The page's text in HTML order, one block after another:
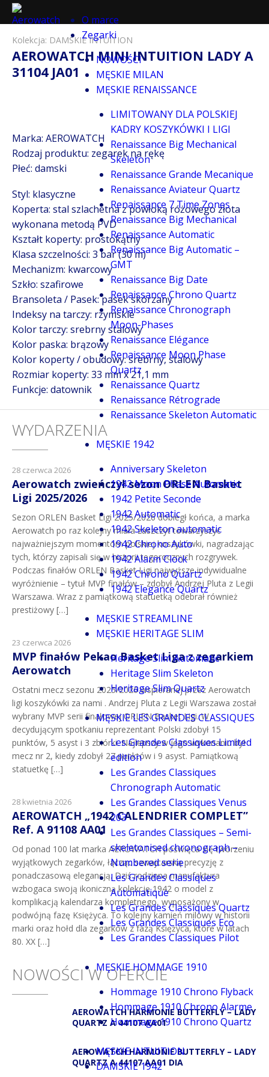
O marce
Zegarki
NOWOŚCI
MĘSKIE MILAN
MĘSKIE RENAISSANCE
LIMITOWANY DLA POLSKIEJ
KADRY KOSZYKÓWKI I LIGI
Renaissance Big Mechanical
Skeleton
Renaissance Grande Mecanique
Renaissance Aviateur Quartz
Renaissance 7 Time Zones
Renaissance Big Mechanical
Renaissance Automatic
Renaissance Big Automatic –
GMT
Renaissance Big Date
Renaissance Chrono Quartz
Renaissance Chronograph
Moon-Phases
Renaissance Elégance
Renaissance Moon Phase
Quartz
Renaissance Quartz
Renaissance Rétrograde
Renaissance Skeleton Automatic
MĘSKIE 1942
Anniversary Skeleton
1942 Moon Phase Automatic
1942 Petite Seconde
1942 Automatic
1942 Skeleton automatic
1942 Chrono Auto
1942 Alarm Clock
1942 Chrono Quartz
1942 Elegance Quartz
MĘSKIE STREAMLINE
MĘSKIE HERITAGE SLIM
Heritage Slim Automatic
Heritage Slim Skeleton
Heritage Slim Quartz
MĘSKIE LES GRANDES CLASSIQUES
Les Grandes Classiques Limited
edition
Les Grandes Classiques
Chronograph Automatic
Les Grandes Classiques Venus
203
Les Grandes Classiques – Semi-
skeletonised chronograph –
Numbered serie
Les Grandes Classiques
Automatique
Les Grandes Classiques Quartz
Les Grandes Classiques Eco
Les Grandes Classiques Pilot
MĘSKIE HOMMAGE 1910
Hommage 1910 Chrono Flyback
Hommage 1910 Chrono Alarme
Hommage 1910 Chrono Quartz
MĘSKIE INTUITION
DAMSKIE 1942
Kolekcja: DAMSKIE INTUITION
AEROWATCH MINI INTUITION LADY A
31104 JA01
Marka: AEROWATCH
Rodzaj produktu: zegarek na rękę
Płeć: damski
Styl: klasyczne
Koperta: stal szlachetna z powłoką różowego złota
wykonana metodą PVD
Kształt koperty: prostokątny
Klasa szczelności: 3 bar (30 m)
Mechanizm: kwarcowy
Szkło: szafirowe
Bransoleta / Pasek: pasek skórzany
Indeksy na tarczy: rzymskie
Kolor tarczy: srebrny stalowy
Kolor paska: brązowy
Kolor koperty / obudowy: srebrny, stalowy
Rozmiar koperty: 33 mm x 21,1 mm
Funkcje: datownik
WYDARZENIA
28 czerwca 2026
Aerowatch zwieńczył sezon ORLEN Basket
Ligi 2025/2026
Sezon ORLEN Basket Ligi 2025/2026 dobiegł końca, a marka
Aerowatch po raz kolejny miała zaszczyt towarzyszyć
najważniejszym momentom polskiej koszykówki, nagradzając
tych, którzy zapisali się w historii tegorocznych rozgrywek.
Podczas finałów ORLEN Basket Ligi najwyższe indywidualne
wyróżnienie – tytuł MVP finałów – zdobył Andrzej Pluta z Legii
Warszawa. Wraz z pamiątkową statuetką odebrał również
prestiżowy […]
23 czerwca 2026
MVP finałów Pekao Basket Liga z zegarkiem
Aerowatch
Ostatni mecz sezonu 2025/2026 wspieranej przez Aerowatch
ligi koszykówki za nami . Andrzej Pluta z Legii Warszawa został
wybrany MVP serii finałowej ORLEN Basket Ligi. W
decydującym spotkaniu reprezentant Polski zdobył 15
punktów, 5 asyst i 3 zbiórki. Najlepszy w jego wykonaniu był
mecz nr 2, kiedy zdobył 27 punktów i 9 asyst. Pamiątkową
statuetkę […]
28 kwietnia 2026
AEROWATCH „1942 CALENDRIER COMPLET”
Ref. A 91108 AA01
Od ponad 100 lat marka AEROWATCH poświęca się tworzeniu
wyjątkowych zegarków, łącząc szwajcarską precyzję z
ponadczasową elegancją. Dziś rodzinna manufaktura
wzbogaca swoją ikoniczną kolekcję 1942 o model z
komplikacją kalendarza kompletnego, wyposażony w
podwójną fazę Księżyca. To kolejny kamień milowy w historii
marki oraz hołd dla zegarków z fazą Księżyca, które w latach
80. XX […]
NOWOŚCI W OFERCIE
AEROWATCH HARMONIE BUTTERFLY – LADY
QUARTZ A 44107 AA01
AEROWATCH HARMONIE BUTTERFLY – LADY
QUARTZ A 44107 AA01 DIA